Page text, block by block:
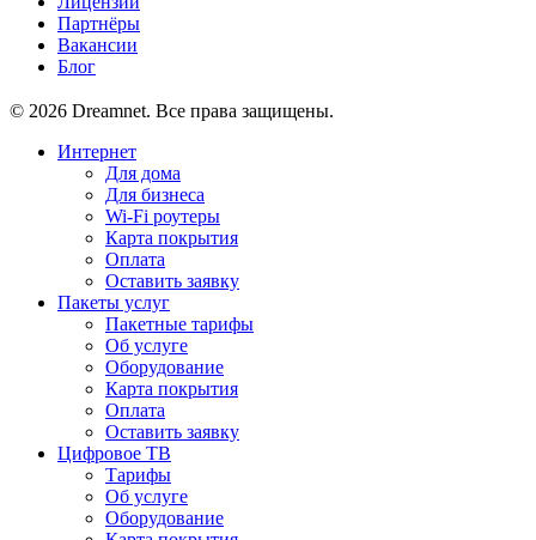
Партнёры
Вакансии
Блог
© 2026 Dreamnet. Все права защищены.
Интернет
Для дома
Для бизнеса
Wi-Fi роутеры
Карта покрытия
Оплата
Оставить заявку
Пакеты услуг
Пакетные тарифы
Об услуге
Оборудование
Карта покрытия
Оплата
Оставить заявку
Цифровое ТВ
Тарифы
Об услуге
Оборудование